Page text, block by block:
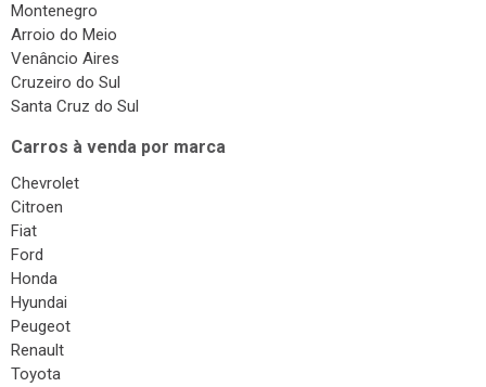
Montenegro
Arroio do Meio
Venâncio Aires
Cruzeiro do Sul
Santa Cruz do Sul
Carros à venda por marca
Chevrolet
Citroen
Fiat
Ford
Honda
Hyundai
Peugeot
Renault
Toyota